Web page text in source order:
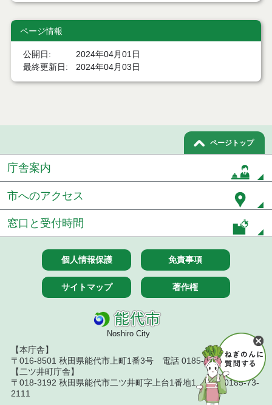
ページ情報
公開日
2024年04月01日
最終更新日
2024年04月03日
ページトップ
庁舎案内
市へのアクセス
窓口と受付時間
個人情報保護 免責事項
サイトマップ 著作権
Noshiro City
【本庁舎】
〒016-8501 秋田県能代市上町1番3号 電話 0185-52-2111
【二ツ井町庁舎】
〒018-3192 秋田県能代市二ツ井町字上台1番地1 電話 0185-73-
2111